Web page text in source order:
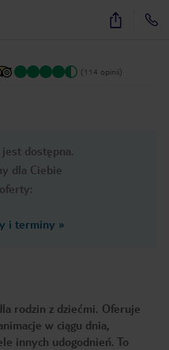
19
(114 opinii)
dostępna.
dla Ciebie
i terminy »
rodzin z dziećmi. Oferuje
w ciągu dnia,
innych udogodnień. To